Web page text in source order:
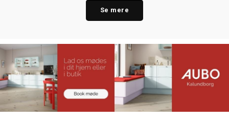
Se mere